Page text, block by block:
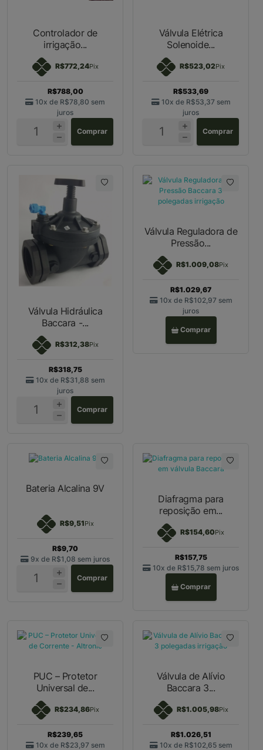
Controlador de
irrigação...
R$772,24Pix
R$788,00
10x de R$78,80 sem
juros
Comprar
Válvula Elétrica
Solenoide...
R$523,02Pix
R$533,69
10x de R$53,37 sem
juros
Comprar
Válvula Hidráulica
Baccara -...
R$312,38Pix
R$318,75
10x de R$31,88 sem
juros
Comprar
Válvula Reguladora de
Pressão...
R$1.009,08Pix
R$1.029,67
10x de R$102,97 sem
juros
Comprar
Bateria Alcalina 9V
R$9,51Pix
R$9,70
9x de R$1,08 sem juros
Comprar
Diafragma para
reposição em...
R$154,60Pix
R$157,75
10x de R$15,78 sem juros
Comprar
PUC – Protetor
Universal de...
R$234,86Pix
R$239,65
10x de R$23,97 sem
Válvula de Alívio
Baccara 3...
R$1.005,98Pix
R$1.026,51
10x de R$102,65 sem